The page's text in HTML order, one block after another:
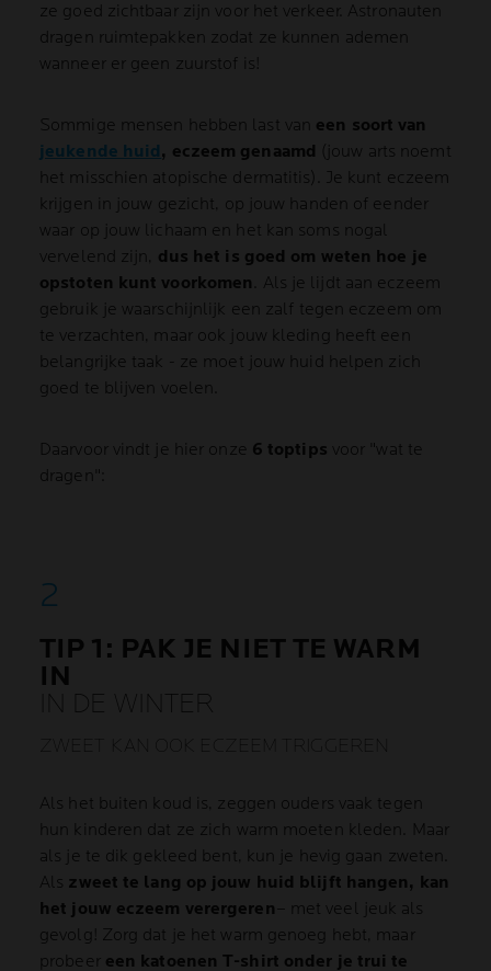
ze goed zichtbaar zijn voor het verkeer. Astronauten
dragen ruimtepakken zodat ze kunnen ademen
wanneer er geen zuurstof is!
Sommige mensen hebben last van een soort van
jeukende huid, eczeem genaamd (jouw arts noemt
het misschien atopische dermatitis). Je kunt eczeem
krijgen in jouw gezicht, op jouw handen of eender
waar op jouw lichaam en het kan soms nogal
vervelend zijn, dus het is goed om weten hoe je
opstoten kunt voorkomen
. Als je lijdt aan eczeem
gebruik je waarschijnlijk een zalf tegen eczeem om
te verzachten, maar ook jouw kleding heeft een
belangrijke taak - ze moet jouw huid helpen zich
goed te blijven voelen.
Daarvoor vindt je hier onze 6 toptips voor "wat te
dragen":
TIP 1: PAK JE NIET TE WARM
IN
IN DE WINTER
Als het buiten koud is, zeggen ouders vaak tegen
hun kinderen dat ze zich warm moeten kleden. Maar
als je te dik gekleed bent, kun je hevig gaan zweten.
Als zweet te lang op jouw huid blijft hangen, kan
het jouw eczeem verergeren – met veel jeuk als
gevolg! Zorg dat je het warm genoeg hebt, maar
probeer een katoenen T-shirt onder je trui te